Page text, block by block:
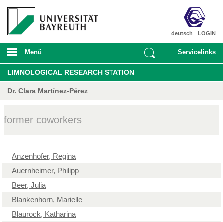
LOGIN
deutsch
Menü Servicelinks
LIMNOLOGICAL RESEARCH STATION
Dr. Clara Martínez-Pérez
former coworkers
Anzenhofer, Regina
Auernheimer, Philipp
Beer, Julia
Blankenhorn, Marielle
Blaurock, Katharina